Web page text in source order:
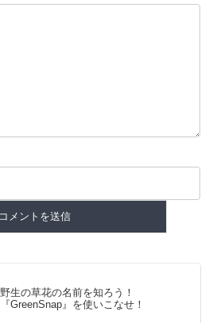
野生の草花の名前を知ろう！
『GreenSnap』を使いこなせ！